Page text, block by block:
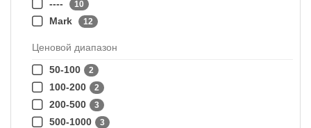
----
10
Mark 12
Ценовой диапазон
50-100
2
100-200 2
200-500 3
500-1000 3